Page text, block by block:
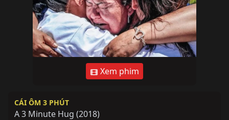
Xem phim
CÁI ÔM 3 PHÚT
A 3 Minute Hug (2018)